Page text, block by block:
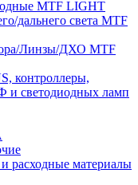
MTF LIGHT
дальнего света MTF
Линзы/ДХО MTF
контроллеры,
и светодиодных ламп
расходные материалы